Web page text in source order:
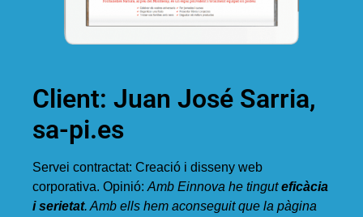
Client: Juan José Sarria,
sa-pi.es
Servei contractat: Creació i disseny web
corporativa. Opinió: Amb Einnova he tinguteficàcia
i serietat. Amb ells hem aconseguit que la pàgina